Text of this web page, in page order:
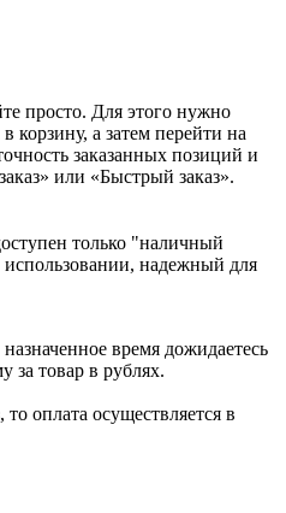
просто. Для этого нужно
корзину, а затем перейти на
заказанных позиций и
или «Быстрый заказ».
только "наличный
надежный для
время дожидаетесь
за товар в рублях.
оплата осуществляется в